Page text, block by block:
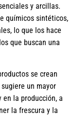
y arcillas.
químicos sintéticos,
lo que los hace
que buscan una
se crean
un mayor
la producción, a
la frescura y la